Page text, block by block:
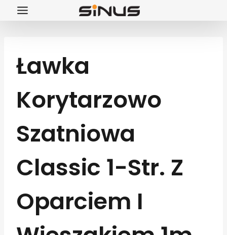
Przejdź
Ławka
Korytarzowo
Szatniowa
Classic 1-Str. Z
Oparciem I